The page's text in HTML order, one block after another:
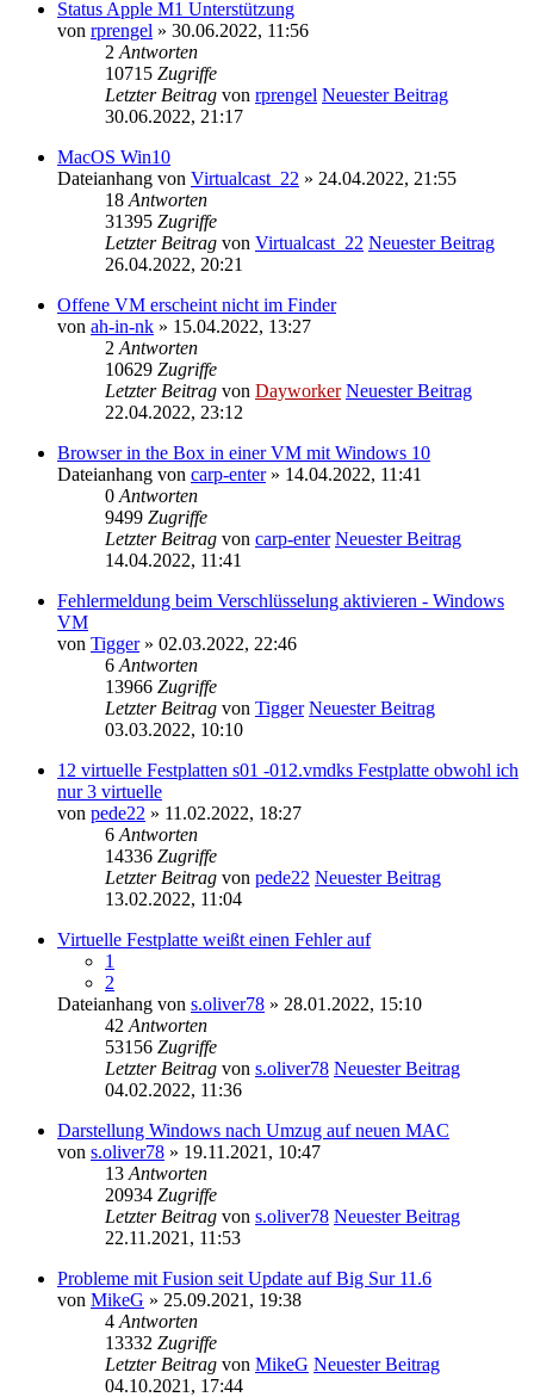
Status Apple M1 Unterstützung
von rprengel » 30.06.2022, 11:56
2 Antworten
10715 Zugriffe
Letzter Beitrag von rprengel Neuester Beitrag
30.06.2022, 21:17
MacOS Win10
Dateianhang von Virtualcast_22 » 24.04.2022, 21:55
18 Antworten
31395 Zugriffe
Letzter Beitrag von Virtualcast_22 Neuester Beitrag
26.04.2022, 20:21
Offene VM erscheint nicht im Finder
von ah-in-nk » 15.04.2022, 13:27
2 Antworten
10629 Zugriffe
Letzter Beitrag von Dayworker Neuester Beitrag
22.04.2022, 23:12
Browser in the Box in einer VM mit Windows 10
Dateianhang von carp-enter» 14.04.2022, 11:41
0 Antworten
9499 Zugriffe
Letzter Beitrag von carp-enter Neuester Beitrag
14.04.2022, 11:41
Fehlermeldung beim Verschlüsselung aktivieren - Windows
VM
von Tigger» 02.03.2022, 22:46
6 Antworten
13966 Zugriffe
Letzter Beitrag von Tigger Neuester Beitrag
03.03.2022, 10:10
12 virtuelle Festplatten s01 -012.vmdks Festplatte obwohl ich
nur 3 virtuelle
von pede22 » 11.02.2022, 18:27
6 Antworten
14336 Zugriffe
Letzter Beitrag von pede22 Neuester Beitrag
13.02.2022, 11:04
Virtuelle Festplatte weißt einen Fehler auf
1
2
Dateianhang von s.oliver78 » 28.01.2022, 15:10
42 Antworten
53156 Zugriffe
Letzter Beitrag von s.oliver78 Neuester Beitrag
04.02.2022, 11:36
Darstellung Windows nach Umzug auf neuen MAC
von s.oliver78 » 19.11.2021, 10:47
13 Antworten
20934 Zugriffe
Letzter Beitrag von s.oliver78 Neuester Beitrag
22.11.2021, 11:53
Probleme mit Fusion seit Update auf Big Sur 11.6
von MikeG » 25.09.2021, 19:38
4 Antworten
13332 Zugriffe
Letzter Beitrag von MikeG Neuester Beitrag
04.10.2021, 17:44